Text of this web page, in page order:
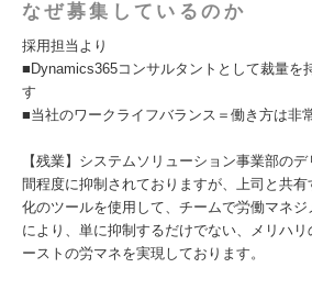
なぜ募集しているのか
採用担当より
■Dynamics365コンサルタントとして裁量を
す
■当社のワークライフバランス＝働き方は非
【残業】システムソリューション事業部の
間程度に抑制されておりますが、上司と共
化のツールを使用して、チームで労働マネ
により、単に抑制するだけでない、メリハ
ーストの労マネを実現しております。